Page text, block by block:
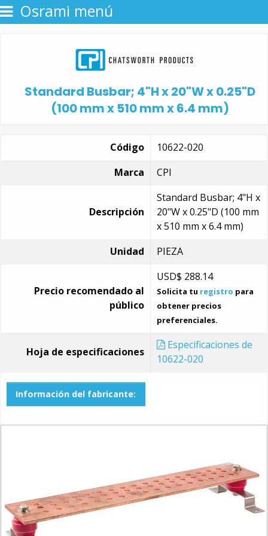
Osrami menú
Standard Busbar; 4"H x 20"W x 0.25"D
(100 mm x 510 mm x 6.4 mm)
Código
10622-020
Marca
CPI
Descripción
Standard Busbar; 4"H x
20"W x 0.25"D (100 mm
x 510 mm x 6.4 mm)
Unidad
PIEZA
Precio recomendado al
público
USD$ 288.14
Solicita tu registro para
obtener precios
preferenciales.
Hoja de especificaciones
Especificaciones de
10622-020
Información del fabricante: